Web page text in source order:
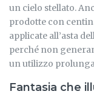
un cielo stellato.
prodotte con
applicate all’asta
perché non
un utilizzo
Fantasia che